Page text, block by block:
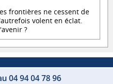
frontières ne cessent de
volent en éclat.
?
04 94 04 78 96